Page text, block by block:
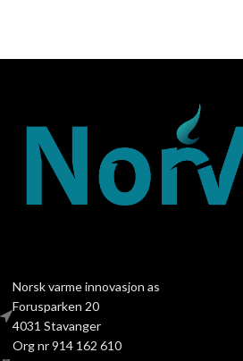
Norsk varme innovasjon as
Forusparken 20
4031 Stavanger
Org nr 914 162 610